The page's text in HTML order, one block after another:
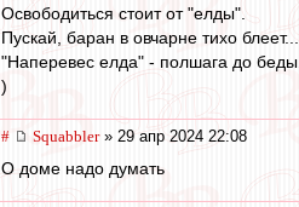
Освободиться стоит от "елды".
Пускай, баран в овчарне тихо блеет...
"Наперевес елда" - полшага до беды.
)
# Squabbler» 29 апр 2024 22:08
О доме надо думать